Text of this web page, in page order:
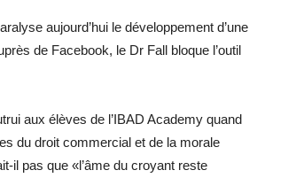
aujourd’hui le développement d’une
de Facebook, le Dr Fall bloque l’outil
aux élèves de l’IBAD Academy quand
du droit commercial et de la morale
il pas que «l’âme du croyant reste